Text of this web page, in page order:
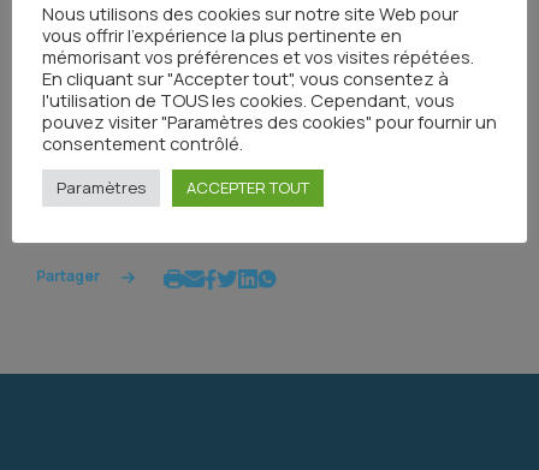
Toutes les actualités
Partager
Nous utilisons des cookies sur notre site Web pour
vous offrir l'expérience la plus pertinente en
mémorisant vos préférences et vos visites répétées.
En cliquant sur "Accepter tout", vous consentez à
l'utilisation de TOUS les cookies. Cependant, vous
pouvez visiter "Paramètres des cookies" pour fournir un
consentement contrôlé.
Paramètres ACCEPTER TOUT